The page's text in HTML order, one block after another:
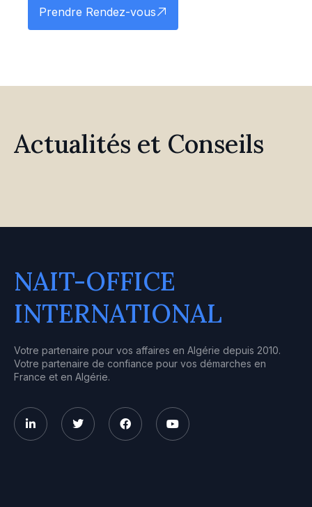
Prendre Rendez-vous
Actualités et Conseils
NAIT-OFFICE
INTERNATIONAL
Votre partenaire pour vos affaires en Algérie depuis 2010.
Votre partenaire de confiance pour vos démarches en
France et en Algérie.